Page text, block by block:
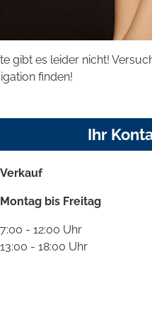
gibt es leider nicht!
finden!
Ihr
Verkauf
Montag bis Freitag
7:00 - 12:00 Uhr
13:00 - 18:00 Uhr